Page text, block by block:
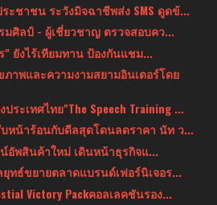
ะชาชน ระวังมิจฉาชีพส่ง SMS ดูดข้...
มศิลป์ - ผู้เชี่ยวชาญ ตรวจสอบคว...
ยังไร้เทียมทาน ป้องกันแชม...
ภาพและความงามสยามอินเตอร์โดย
ระเทศไทย"The Speech Training ...
หน้าร้อนกับดีลสุดโดนลดราคา นัท ว...
น์อัพสินค้าใหม่ เดินหน้าธุรกิจแ...
ลยุทธ์ขยายตลาดแบรนด์เฟอร์นิเจอร...
Victory Packคอลเลคชันรอง...